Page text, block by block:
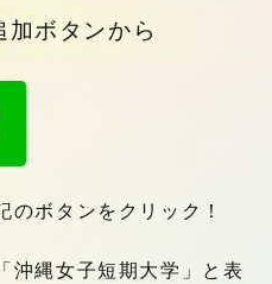
ボタンから
ボタンをクリック！
沖縄女子短期大学」と表